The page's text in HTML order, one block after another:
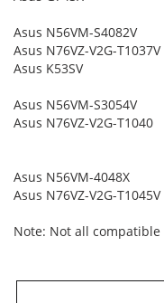
Asus N56VM-S4082V
Asus N76VZ-V2G-T1037V
Asus K53SV
Asus N56VM-S3054V
Asus N76VZ-V2G-T1040
Asus N56VM-4048X
Asus N76VZ-V2G-T1045V
Note: Not all